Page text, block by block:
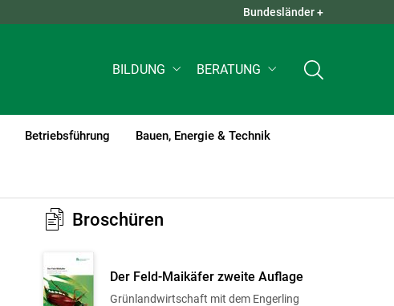
QUICK LINKS +
Bundesländer +
BILDUNG BERATUNG
Betriebsführung Bauen, Energie & Technik
Broschüren
Der Feld-Maikäfer zweite Auflage
Grünlandwirtschaft mit dem Engerling